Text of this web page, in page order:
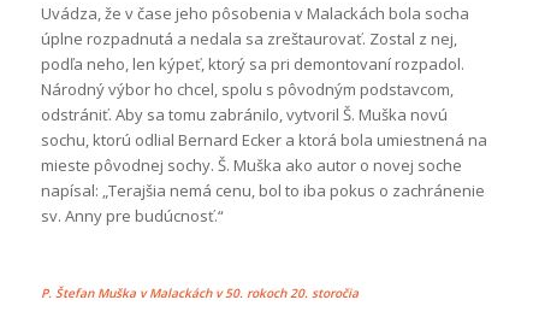
Uvádza, že v čase jeho pôsobenia v Malackách bola socha
úplne rozpadnutá a nedala sa zreštaurovať. Zostal z nej,
podľa neho, len kýpeť, ktorý sa pri demontovaní rozpadol.
Národný výbor ho chcel, spolu s pôvodným podstavcom,
odstrániť. Aby sa tomu zabránilo, vytvoril Š. Muška novú
sochu, ktorú odlial Bernard Ecker a ktorá bola umiestnená na
mieste pôvodnej sochy. Š. Muška ako autor o novej soche
napísal: „Terajšia nemá cenu, bol to iba pokus o zachránenie
sv. Anny pre budúcnosť.“
P. Štefan Muška v Malackách v 50. rokoch 20. storočia